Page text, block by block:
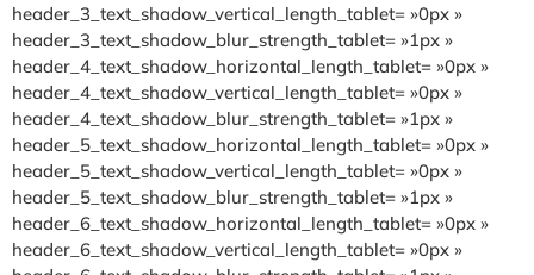
header_3_text_shadow_vertical_length_tablet= »0px »
header_3_text_shadow_blur_strength_tablet= »1px »
header_4_text_shadow_horizontal_length_tablet= »0px »
header_4_text_shadow_vertical_length_tablet= »0px »
header_4_text_shadow_blur_strength_tablet= »1px »
header_5_text_shadow_horizontal_length_tablet= »0px »
header_5_text_shadow_vertical_length_tablet= »0px »
header_5_text_shadow_blur_strength_tablet= »1px »
header_6_text_shadow_horizontal_length_tablet= »0px »
header_6_text_shadow_vertical_length_tablet= »0px »